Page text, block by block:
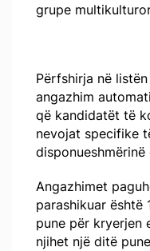
grupe
Përfshirja në
angazhim
që kandidatët të
nevojat specifike
Angazhimet
parashikuar është
pune për kryerjen
njihet një ditë